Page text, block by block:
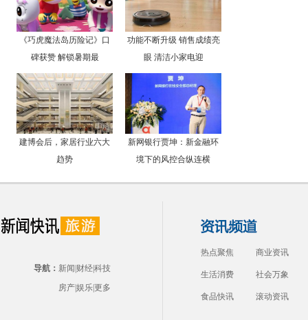
《巧虎魔法岛历险记》口
碑获赞 解锁暑期最
功能不断升级 销售成绩亮
眼 清洁小家电迎
建博会后，家居行业六大
趋势
新网银行贾坤：新金融环
境下的风控合纵连横
导航： 新闻 财经科技
房产娱乐更多
热点聚焦 商业资讯
生活消费 社会万象
食品快讯 滚动资讯